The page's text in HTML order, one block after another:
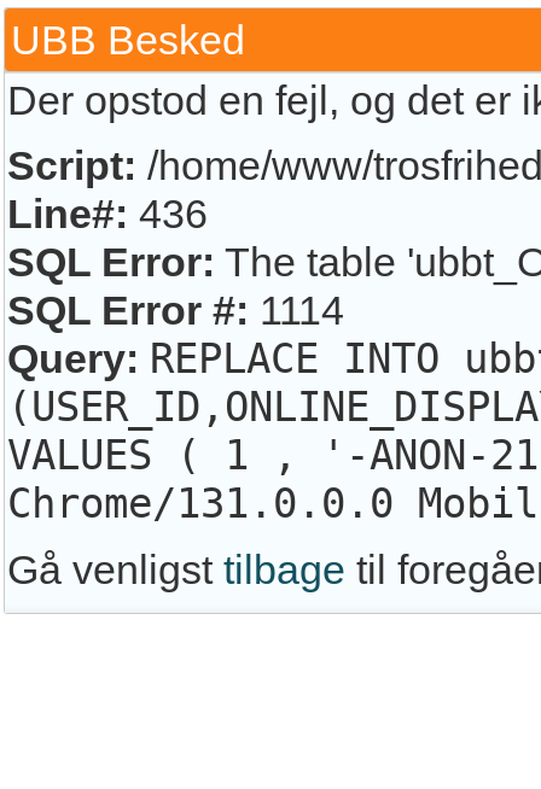
UBB Besked
Der opstod en fejl, og det
Script: /home/www/
Line#: 436
SQL Error: The table
SQL Error #: 1114
Query: REPLACE INTO
VALUES ( 1 , '-
Chrome/131.0.0.0
Gå venligst tilbage til